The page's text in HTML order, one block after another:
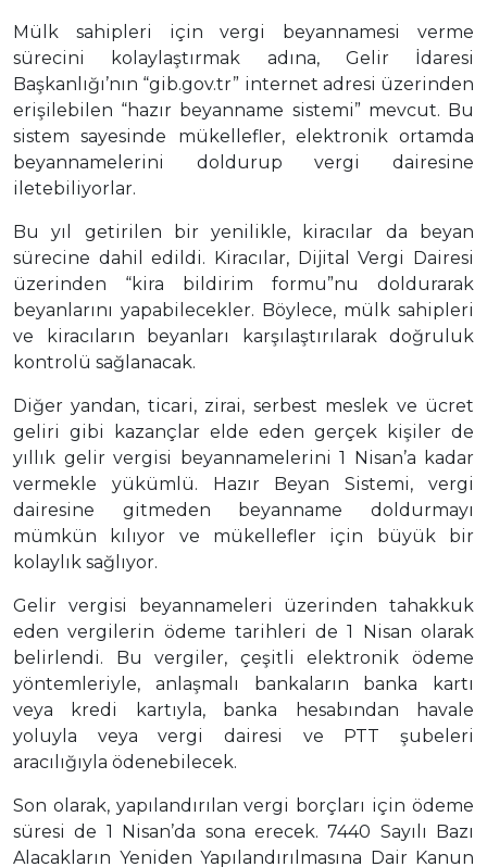
Mülk sahipleri için vergi beyannamesi verme
sürecini kolaylaştırmak adına, Gelir İdaresi
Başkanlığı’nın “gib.gov.tr” internet adresi üzerinden
erişilebilen “hazır beyanname sistemi” mevcut. Bu
sistem sayesinde mükellefler, elektronik ortamda
beyannamelerini doldurup vergi dairesine
iletebiliyorlar.
Bu yıl getirilen bir yenilikle, kiracılar da beyan
sürecine dahil edildi. Kiracılar, Dijital Vergi Dairesi
üzerinden “kira bildirim formu”nu doldurarak
beyanlarını yapabilecekler. Böylece, mülk sahipleri
ve kiracıların beyanları karşılaştırılarak doğruluk
kontrolü sağlanacak.
Diğer yandan, ticari, zirai, serbest meslek ve ücret
geliri gibi kazançlar elde eden gerçek kişiler de
yıllık gelir vergisi beyannamelerini 1 Nisan’a kadar
vermekle yükümlü. Hazır Beyan Sistemi, vergi
dairesine gitmeden beyanname doldurmayı
mümkün kılıyor ve mükellefler için büyük bir
kolaylık sağlıyor.
Gelir vergisi beyannameleri üzerinden tahakkuk
eden vergilerin ödeme tarihleri de 1 Nisan olarak
belirlendi. Bu vergiler, çeşitli elektronik ödeme
yöntemleriyle, anlaşmalı bankaların banka kartı
veya kredi kartıyla, banka hesabından havale
yoluyla veya vergi dairesi ve PTT şubeleri
aracılığıyla ödenebilecek.
Son olarak, yapılandırılan vergi borçları için ödeme
süresi de 1 Nisan’da sona erecek. 7440 Sayılı Bazı
Alacakların Yeniden Yapılandırılmasına Dair Kanun